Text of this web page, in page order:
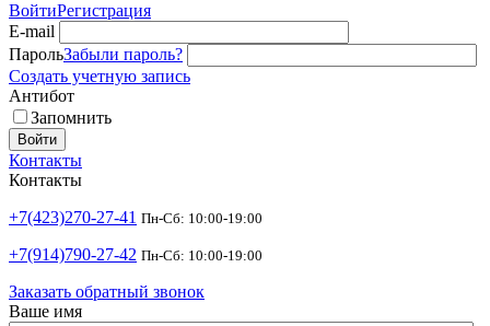
ВойтиРегистрация
E-mail
ПарольЗабыли пароль?
Создать учетную запись
Антибот
Запомнить
Войти
Контакты
Контакты
+7(423)270-27-41 Пн-Сб: 10:00-19:00
+7(914)790-27-42 Пн-Сб: 10:00-19:00
Заказать обратный звонок
Ваше имя